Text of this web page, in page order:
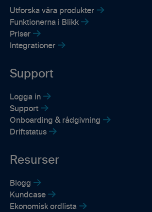
Utforska våra produkter
Funktionerna i Blikk
Priser
Integrationer
Support
Logga in
Support
Onboarding & rådgivning
Driftstatus
Resurser
Blogg
Kundcase
Ekonomisk ordlista